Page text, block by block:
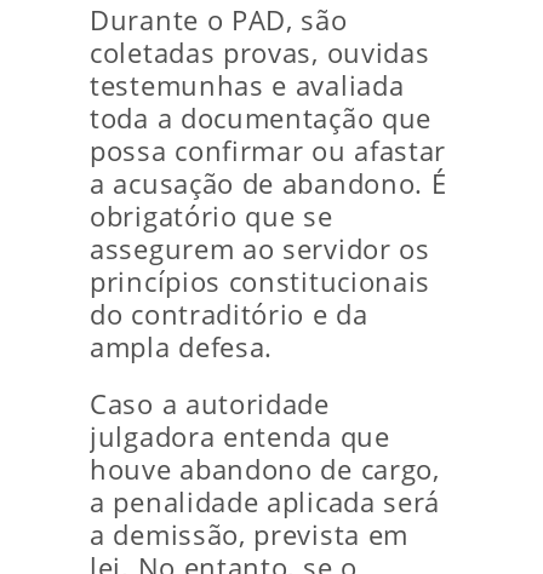
Durante o PAD, são
coletadas provas, ouvidas
testemunhas e avaliada
toda a documentação que
possa confirmar ou afastar
a acusação de abandono. É
obrigatório que se
assegurem ao servidor os
princípios constitucionais
do contraditório e da
ampla defesa.
Caso a autoridade
julgadora entenda que
houve abandono de cargo,
a penalidade aplicada será
a demissão, prevista em
lei. No entanto, se o